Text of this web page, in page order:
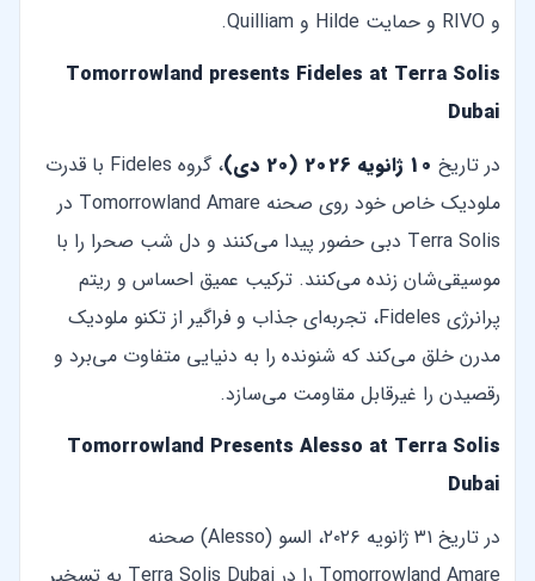
و RIVO و حمایت Hilde و Quilliam.
Tomorrowland presents Fideles at Terra Solis
Dubai
در تاریخ 10 ژانویه 2026 (20 دی)
، گروه Fideles با قدرت
ملودیک خاص خود روی صحنه Tomorrowland Amare در
Terra Solis دبی حضور پیدا می‌کنند و دل شب صحرا را با
موسیقی‌شان زنده می‌کنند. ترکیب عمیق احساس و ریتم
پرانرژی Fideles، تجربه‌ای جذاب و فراگیر از تکنو ملودیک
مدرن خلق می‌کند که شنونده را به دنیایی متفاوت می‌برد و
رقصیدن را غیرقابل مقاومت می‌سازد.
Tomorrowland Presents Alesso at Terra Solis
Dubai
در تاریخ ۳۱ ژانویه ۲۰۲۶، السو (Alesso) صحنه